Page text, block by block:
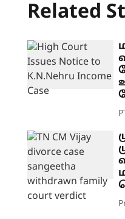
Related